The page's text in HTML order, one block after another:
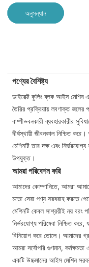
অনুসন্ধান
পণ্যের বৈশিষ্ট্য
ডাইরেক্ট কুলিং ব্লক আইস মেশিন
তৈরির প্রক্রিয়ায় লবণাক্ত জলের
বাষ্পীভবনকারী ব্যবহারকারীর
দীর্ঘস্থায়ী জীবনকাল নিশ্চিত
মেশিনটি তার দক্ষ এবং
উপযুক্ত।
আমরা পরিবেশন করি
আমাদের কোম্পানিতে, আমরা
মতো সেরা পণ্য সরবরাহ করতে
মেশিনটি কেবল সাশ্রয়ীই নয় বরং
নির্ভরযোগ্য পরিষেবা নিশ্চিত
বিনিয়োগ করে তোলে। আমাদের
আমরা সর্বোপরি গুণমান,
একটি উচ্চমানের আইস মেশিন